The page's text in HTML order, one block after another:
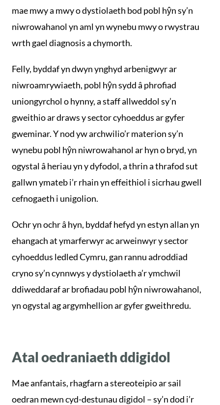
mae mwy a mwy o dystiolaeth bod pobl hŷn sy’n
niwrowahanol yn aml yn wynebu mwy o rwystrau
wrth gael diagnosis a chymorth.
Felly, byddaf yn dwyn ynghyd arbenigwyr ar
niwroamrywiaeth, pobl hŷn sydd â phrofiad
uniongyrchol o hynny, a staff allweddol sy’n
gweithio ar draws y sector cyhoeddus ar gyfer
gweminar. Y nod yw archwilio’r materion sy’n
wynebu pobl hŷn niwrowahanol ar hyn o bryd, yn
ogystal â heriau yn y dyfodol, a thrin a thrafod sut
gallwn ymateb i’r rhain yn effeithiol i sicrhau gwell
cefnogaeth i unigolion.
Ochr yn ochr â hyn, byddaf hefyd yn estyn allan yn
ehangach at ymarferwyr ac arweinwyr y sector
cyhoeddus ledled Cymru, gan rannu adroddiad
cryno sy’n cynnwys y dystiolaeth a’r ymchwil
ddiweddaraf ar brofiadau pobl hŷn niwrowahanol,
yn ogystal ag argymhellion ar gyfer gweithredu.
Atal oedraniaeth ddigidol
Mae anfantais, rhagfarn a stereoteipio ar sail
oedran mewn cyd-destunau digidol – sy’n dod i’r